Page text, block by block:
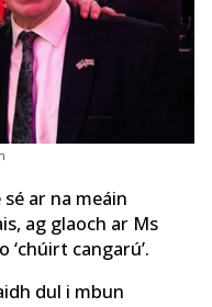
ar na meáin
ag glaoch ar Ms
‘chúirt cangarú’.
dul i mbun